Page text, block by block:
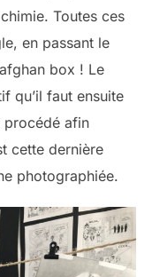
Toutes ces
en passant le
box ! Le
qu’il faut ensuite
procédé afin
cette dernière
photographiée.